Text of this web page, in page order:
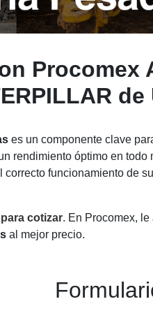
es un componente clave
rendimiento óptimo en todo
funcionamiento de
cotizar. En Procomex,
al mejor precio.